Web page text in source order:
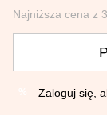
Najniższa cena z
Zaloguj się ,